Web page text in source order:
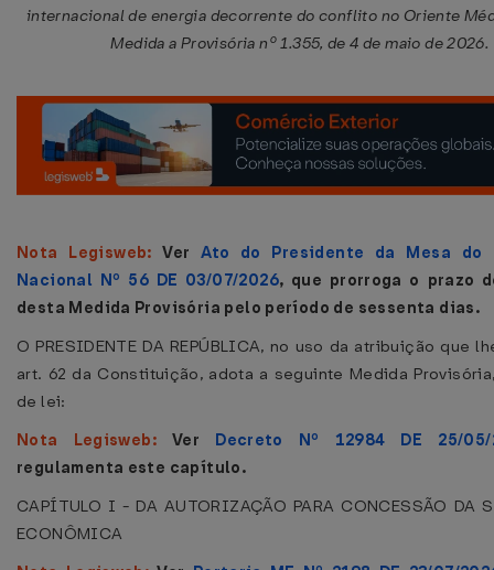
internacional de energia decorrente do conflito no Oriente
Medida a Provisória nº 1.355, de 4 de maio de 2026.
Nota Legisweb:VerAto do Presidente da Mesa do
Nacional Nº 56 DE 03/07/2026, que prorroga o prazo
desta Medida Provisória pelo período de sessenta dias.
O PRESIDENTE DA REPÚBLICA, no uso da atribuição que
art. 62 da Constituição, adota a seguinte Medida
de lei:
Nota Legisweb: Ver Decreto Nº 12984 DE 25/05/
regulamenta este capítulo.
CAPÍTULO I - DA AUTORIZAÇÃO PARA CONCESSÃO DA
ECONÔMICA